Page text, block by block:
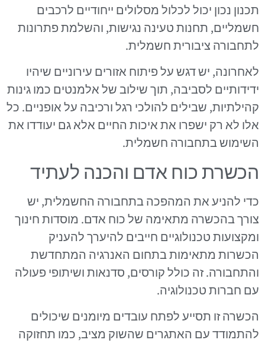
תכנון נכון יכול לכלול מסלולים ייחודיים לרכבים
חשמליים, תחנות טעינה נגישות, והשלמת פתרונות
לתחבורה ציבורית חשמלית.
לאחרונה, יש דגש על פיתוח אזורים עירוניים שיהיו
ידידותיים לסביבה, תוך שילוב של אלמנטים כמו גינות
קהילתיות, שבילים להולכי רגל ורכיבה על אופניים. כל
אלו לא רק ישפרו את איכות החיים אלא גם יעודדו את
השימוש בתחבורה חשמלית.
הכשרת כוח אדם והכנה לעתיד
כדי להניע את המהפכה בתחבורה החשמלית, יש
צורך בהכשרה מתאימה של כוח אדם. מוסדות חינוך
ומקצועות טכנולוגיים חייבים להיערך להעניק
הכשרות מתאימות בתחום האנרגיה המתחדשת
והתחבורה. זה כולל קורסים, סדנאות ושיתופי פעולה
עם חברות טכנולוגיה.
הכשרה זו תסייע לפתח עובדים מיומנים שיכולים
להתמודד עם האתגרים שהשוק מציב, כמו תחזוקה